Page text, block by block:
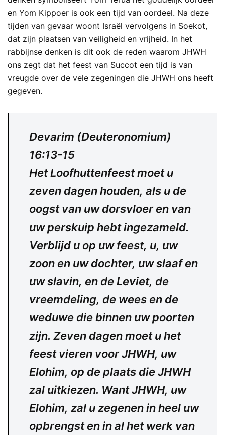
en Yom Kippoer is ook een tijd van oordeel. Na deze
tijden van gevaar woont Israël vervolgens in Soekot,
dat zijn plaatsen van veiligheid en vrijheid. In het
rabbijnse denken is dit ook de reden waarom JHWH
ons zegt dat het feest van Succot een tijd is van
vreugde over de vele zegeningen die JHWH ons heeft
gegeven.
Devarim (Deuteronomium)
16:13-15
Het Loofhuttenfeest moet u
zeven dagen houden, als u de
oogst van uw dorsvloer en van
uw perskuip hebt ingezameld.
Verblijd u op uw feest, u, uw
zoon en uw dochter, uw slaaf en
uw slavin, en de Leviet, de
vreemdeling, de wees en de
weduwe die binnen uw poorten
zijn. Zeven dagen moet u het
feest vieren voor JHWH, uw
Elohim, op de plaats die JHWH
zal uitkiezen. Want JHWH, uw
Elohim, zal u zegenen in heel uw
opbrengst en in al het werk van